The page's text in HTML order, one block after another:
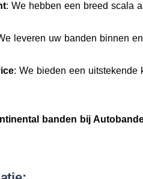
: We hebben een breed scala
leveren uw banden binnen
: We bieden een uitstekende
banden bij